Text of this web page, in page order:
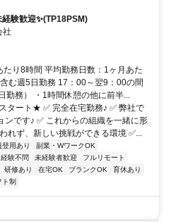
験歓迎✨(TP18PSM)
社
り8時間 平均勤務日数：1ヶ月あた
む週5日勤務 17：00～翌9：00の間
勤務） ・1時間休憩の他に前半...
タート★ ✅ 完全在宅勤務♪ ✅ 弊社で
ンです♪ ✅ これからの組織を一緒に形
れず、新しい挑戦ができる環境 ✅...
登用あり
副業・WワークOK
経験不問 未経験者歓迎
フルリモート
研修あり 在宅OK ブランクOK
育休あり
ト制